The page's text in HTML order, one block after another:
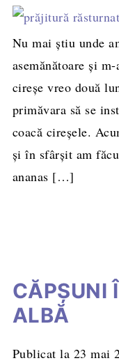
Nu mai ştiu unde
asemănătoare şi
cireşe vreo două
primăvara să se
coacă cireşele.
şi în sfârşit am
ananas […]
CĂPŞUNI
ALBĂ
Publicat la 23 mai